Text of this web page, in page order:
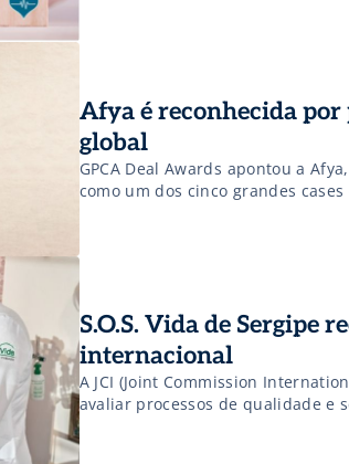
Afya é reconhecida por
global
GPCA Deal Awards apontou a
como um dos cinco grandes cases
S.O.S. Vida de Sergipe
internacional
A JCI (Joint Commission
avaliar processos de qualidade e